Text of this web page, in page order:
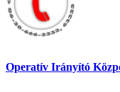
Operatív Irányító